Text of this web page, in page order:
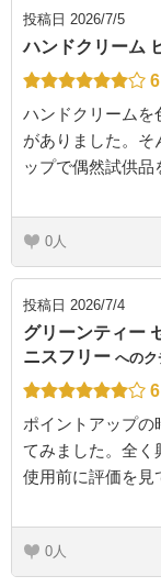
投稿日 2026/7/5
ハンドクリーム
6
ハンドクリームを
がありました。そ
ップで偶然試供品
0
投稿日 2026/7/4
グリーンティー
ニスフリー へのク
6
ポイントアップの
てみました。全く
使用前に評価を見
0